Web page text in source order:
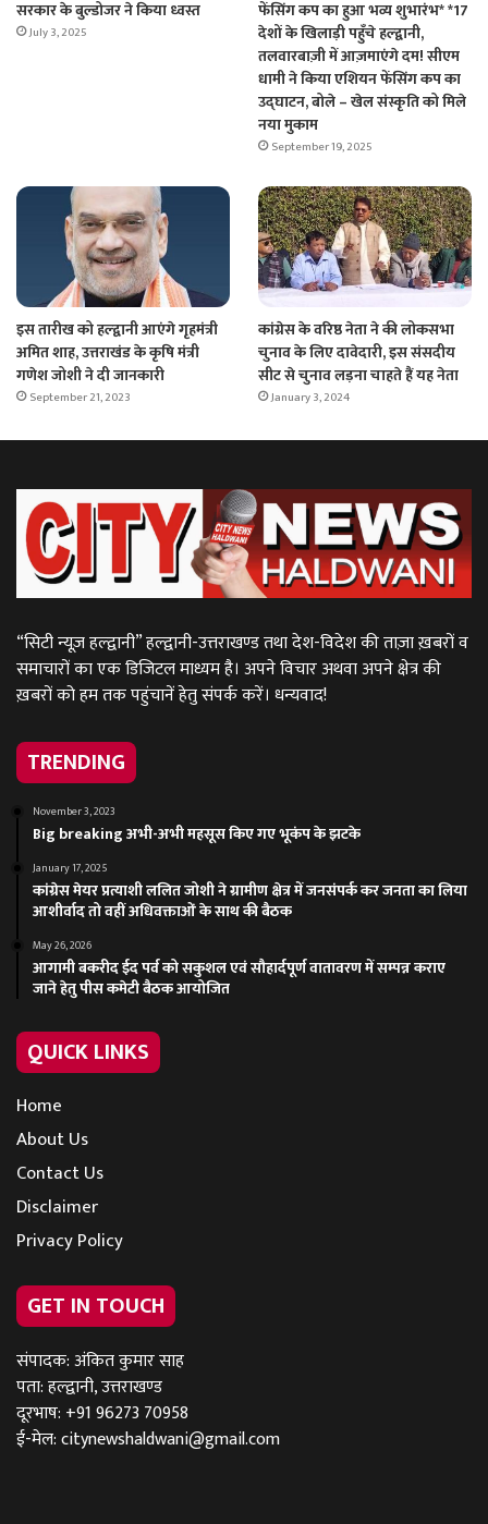
सरकार के बुल्डोजर ने किया ध्वस्त
July 3, 2025
फेंसिंग कप का हुआ भव्य शुभारंभ* *17
देशों के खिलाड़ी पहुँचे हल्द्वानी,
तलवारबाज़ी में आज़माएंगे दम! सीएम
धामी ने किया एशियन फेंसिंग कप का
उद्घाटन, बोले – खेल संस्कृति को मिले
नया मुकाम
September 19, 2025
इस तारीख को हल्द्वानी आएंगे गृहमंत्री
अमित शाह, उत्तराखंड के कृषि मंत्री
गणेश जोशी ने दी जानकारी
September 21, 2023
कांग्रेस के वरिष्ठ नेता ने की लोकसभा
चुनाव के लिए दावेदारी, इस संसदीय
सीट से चुनाव लड़ना चाहते हैं यह नेता
January 3, 2024
“सिटी न्यूज़ हल्द्वानी” हल्द्वानी-उत्तराखण्ड तथा देश-विदेश की ताज़ा ख़बरों व
समाचारों का एक डिजिटल माध्यम है। अपने विचार अथवा अपने क्षेत्र की
ख़बरों को हम तक पहुंचानें हेतु संपर्क करें। धन्यवाद!
TRENDING
November 3, 2023
Big breaking अभी-अभी महसूस किए गए भूकंप के झटके
January 17, 2025
कांग्रेस मेयर प्रत्याशी ललित जोशी ने ग्रामीण क्षेत्र में जनसंपर्क कर जनता का लिया
आशीर्वाद तो वहीं अधिवक्ताओं के साथ की बैठक
May 26, 2026
आगामी बकरीद ईद पर्व को सकुशल एवं सौहार्दपूर्ण वातावरण में सम्पन्न कराए
जाने हेतु पीस कमेटी बैठक आयोजित
QUICK LINKS
Home
About Us
Contact Us
Disclaimer
Privacy Policy
GET IN TOUCH
संपादक: अंकित कुमार साह
पता: हल्द्वानी, उत्तराखण्ड
दूरभाष: +91 96273 70958
ई-मेल:citynewshaldwani@gmail.com